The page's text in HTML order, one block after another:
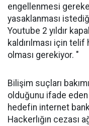
engellenmesi
yasaklanması
Youtube 2 yıldır
kaldırılması için telif
olması gerekiyor. "
Bilişim suçları
olduğunu ifade
hedefin internet
Hackerlığın cezası